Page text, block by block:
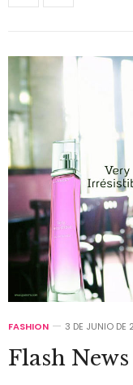
FASHION 3 DE JUNIO DE
Flash News